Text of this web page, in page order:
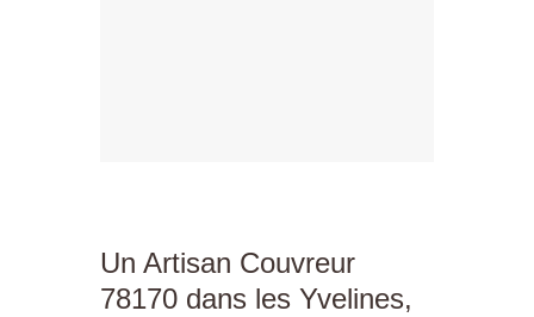
Un Artisan Couvreur
78170 dans les Yvelines,